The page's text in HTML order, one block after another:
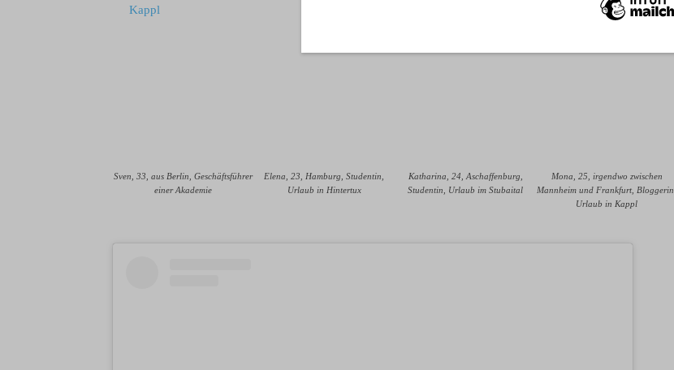
Kappl
Sven, 33, aus Berlin, Geschäftsführer
einer Akademie
Elena, 23, Hamburg, Studentin,
Urlaub in Hintertux
Katharina, 24, Aschaffenburg,
Studentin, Urlaub im Stubaital
Mona, 25, irgendwo zwischen
Mannheim und Frankfurt, Bloggerin,
Urlaub in Kappl